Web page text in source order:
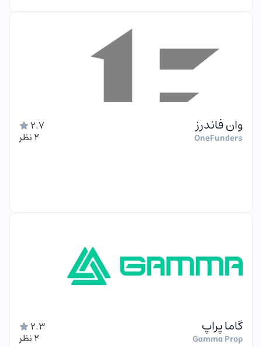
وان فاندرز
OneFunders
2.7
2 نظر
گاما پراپ
Gamma Prop
2.3
2 نظر